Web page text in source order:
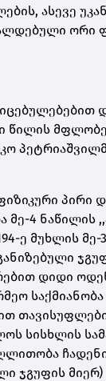
ასევე
ორი
პირი
მე-4
ე მუხლის მე-
დიდი
სისხლის
ჯგუფის მიერ)